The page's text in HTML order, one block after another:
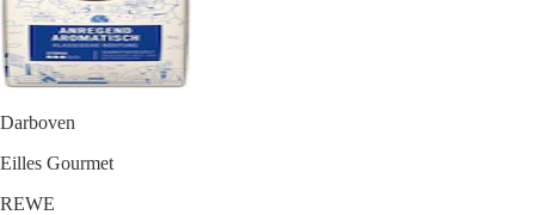
Darboven
Eilles Gourmet
REWE